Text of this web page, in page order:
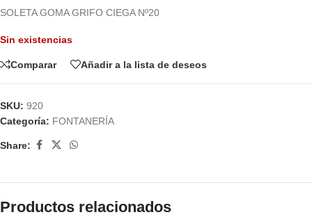
SOLETA GOMA GRIFO CIEGA Nº20
Sin existencias
Comparar Añadir a la lista de deseos
SKU: 920
Categoría: FONTANERÍA
Share:
Productos relacionados